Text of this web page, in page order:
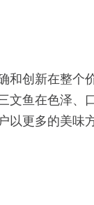
和创新在整个
文鱼在色泽
以更多的美味